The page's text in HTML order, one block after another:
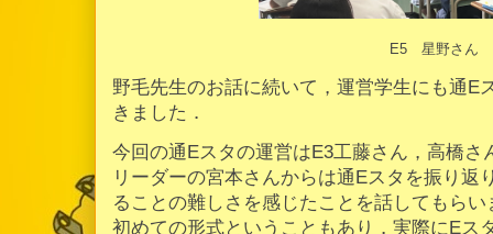
E5 星野さん
野毛先生のお話に続いて，運営学生にも通E
きました．
今回の通Eスタの運営はE3工藤さん，高橋さ
リーダーの宮本さんからは通Eスタを振り返
ることの難しさを感じたことを話してもらい
初めての形式ということもあり，実際にEス